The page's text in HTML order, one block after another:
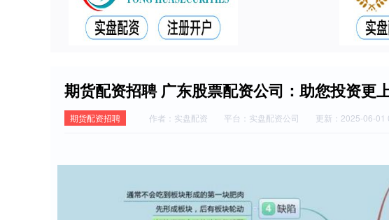
期货配资招聘 广东股票配资公司：助您投资更
期货配资招聘 作者：实盘配资 平台：实盘配资公司 更新：2025-06-01